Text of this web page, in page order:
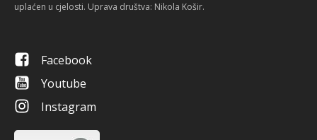
uplaćen u cjelosti. Uprava društva: Nikola Košir.
Facebook
Youtube
Instagram